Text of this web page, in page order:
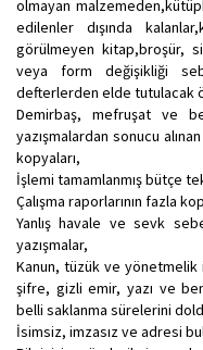
olmayan
edilenler dışında
görülmeyen kitap,broşür,
veya form değişikliği
defterlerden elde tutulacak
Demirbaş, mefruşat ve
yazışmalardan sonucu
kopyaları,
İşlemi tamamlanmış bütçe
Çalışma raporlarının fazla
Yanlış havale ve sevk
yazışmalar,
Kanun, tüzük ve yönetmelik
şifre, gizli emir, yazı ve
belli saklanma sürelerini
İsimsiz, imzasız ve adresi